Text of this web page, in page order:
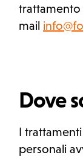
trattamento
mail
Dove
I
personali